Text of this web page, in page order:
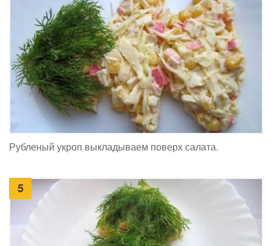
Рубленый укроп выкладываем поверх салата.
5